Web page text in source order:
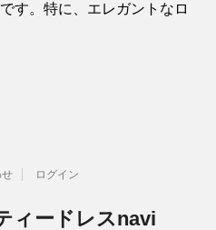
す。特に、エレガントなロ
ログイン
ィードレスnavi